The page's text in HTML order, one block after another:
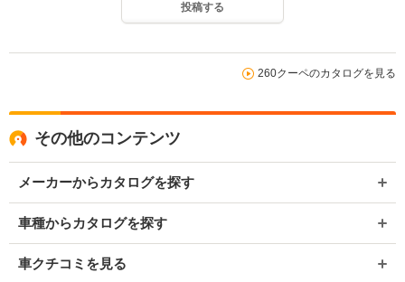
投稿する
260クーペのカタログを見る
その他のコンテンツ
メーカーからカタログを探す
車種からカタログを探す
車クチコミを見る